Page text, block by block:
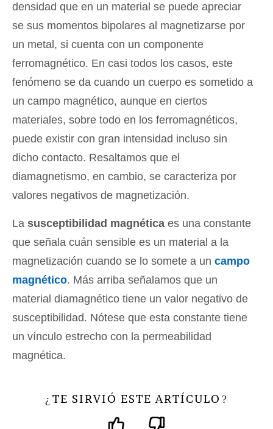
densidad que en un material se puede apreciar
se sus momentos bipolares al magnetizarse por
un metal, si cuenta con un componente
ferromagnético. En casi todos los casos, este
fenómeno se da cuando un cuerpo es sometido a
un campo magnético, aunque en ciertos
materiales, sobre todo en los ferromagnéticos,
puede existir con gran intensidad incluso sin
dicho contacto. Resaltamos que el
diamagnetismo, en cambio, se caracteriza por
valores negativos de magnetización.
La susceptibilidad magnética es una constante
que señala cuán sensible es un material a la
magnetización cuando se lo somete a un campo
magnético. Más arriba señalamos que un
material diamagnético tiene un valor negativo de
susceptibilidad. Nótese que esta constante tiene
un vínculo estrecho con la permeabilidad
magnética.
¿ TE SIRVIÓ ESTE ARTÍCULO ?